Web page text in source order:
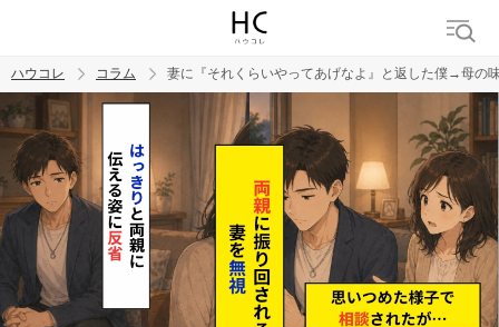
トレンド ワード
男の本音 男ウケ NG行動 彼女 イイ女 婚活
ハウコレ コラム 妻に『それくらいやってあげなよ』と返した僕→母の